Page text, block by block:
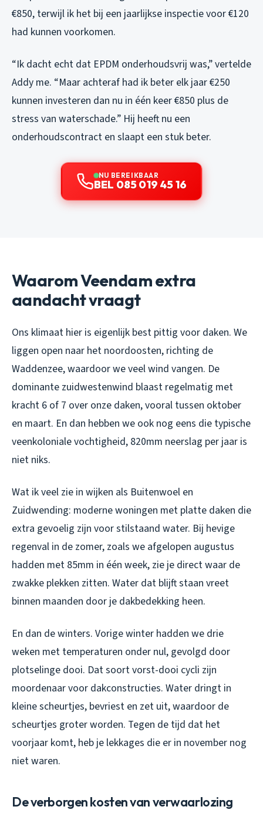
€850, terwijl ik het bij een jaarlijkse inspectie voor €120
had kunnen voorkomen.
“Ik dacht echt dat EPDM onderhoudsvrij was,” vertelde
Addy me. “Maar achteraf had ik beter elk jaar €250
kunnen investeren dan nu in één keer €850 plus de
stress van waterschade.” Hij heeft nu een
onderhoudscontract en slaapt een stuk beter.
NU BEREIKBAAR
BEL 085 019 45 16
Waarom Veendam extra
aandacht vraagt
Ons klimaat hier is eigenlijk best pittig voor daken. We
liggen open naar het noordoosten, richting de
Waddenzee, waardoor we veel wind vangen. De
dominante zuidwestenwind blaast regelmatig met
kracht 6 of 7 over onze daken, vooral tussen oktober
en maart. En dan hebben we ook nog eens die typische
veenkoloniale vochtigheid, 820mm neerslag per jaar is
niet niks.
Wat ik veel zie in wijken als Buitenwoel en
Zuidwending: moderne woningen met platte daken die
extra gevoelig zijn voor stilstaand water. Bij hevige
regenval in de zomer, zoals we afgelopen augustus
hadden met 85mm in één week, zie je direct waar de
zwakke plekken zitten. Water dat blijft staan vreet
binnen maanden door je dakbedekking heen.
En dan de winters. Vorige winter hadden we drie
weken met temperaturen onder nul, gevolgd door
plotselinge dooi. Dat soort vorst-dooi cycli zijn
moordenaar voor dakconstructies. Water dringt in
kleine scheurtjes, bevriest en zet uit, waardoor de
scheurtjes groter worden. Tegen de tijd dat het
voorjaar komt, heb je lekkages die er in november nog
niet waren.
De verborgen kosten van verwaarlozing